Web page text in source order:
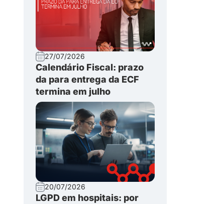
27/07/2026
Calendário Fiscal: prazo
da para entrega da ECF
termina em julho
20/07/2026
LGPD em hospitais: por